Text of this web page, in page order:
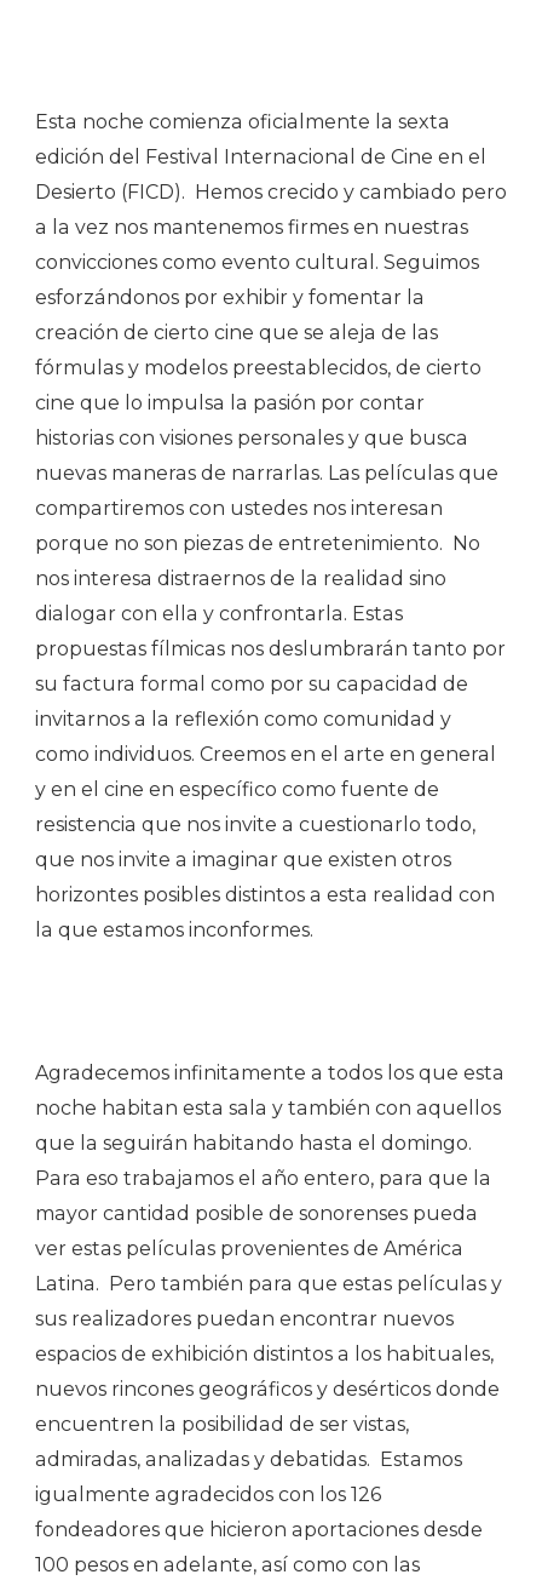
Esta noche comienza oficialmente la sexta
edición del Festival Internacional de Cine en el
Desierto (FICD). Hemos crecido y cambiado pero
a la vez nos mantenemos firmes en nuestras
convicciones como evento cultural. Seguimos
esforzándonos por exhibir y fomentar la
creación de cierto cine que se aleja de las
fórmulas y modelos preestablecidos, de cierto
cine que lo impulsa la pasión por contar
historias con visiones personales y que busca
nuevas maneras de narrarlas. Las películas que
compartiremos con ustedes nos interesan
porque no son piezas de entretenimiento. No
nos interesa distraernos de la realidad sino
dialogar con ella y confrontarla. Estas
propuestas fílmicas nos deslumbrarán tanto por
su factura formal como por su capacidad de
invitarnos a la reflexión como comunidad y
como individuos. Creemos en el arte en general
y en el cine en específico como fuente de
resistencia que nos invite a cuestionarlo todo,
que nos invite a imaginar que existen otros
horizontes posibles distintos a esta realidad con
la que estamos inconformes.
Agradecemos infinitamente a todos los que esta
noche habitan esta sala y también con aquellos
que la seguirán habitando hasta el domingo.
Para eso trabajamos el año entero, para que la
mayor cantidad posible de sonorenses pueda
ver estas películas provenientes de América
Latina. Pero también para que estas películas y
sus realizadores puedan encontrar nuevos
espacios de exhibición distintos a los habituales,
nuevos rincones geográficos y desérticos donde
encuentren la posibilidad de ser vistas,
admiradas, analizadas y debatidas. Estamos
igualmente agradecidos con los 126
fondeadores que hicieron aportaciones desde
100 pesos en adelante, así como con las